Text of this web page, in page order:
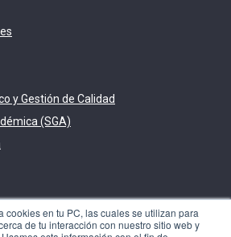
cookies en tu PC, las cuales se utilizan para
de tu interacción con nuestro sitio web y
y Gestión de Calidad
(SGA)